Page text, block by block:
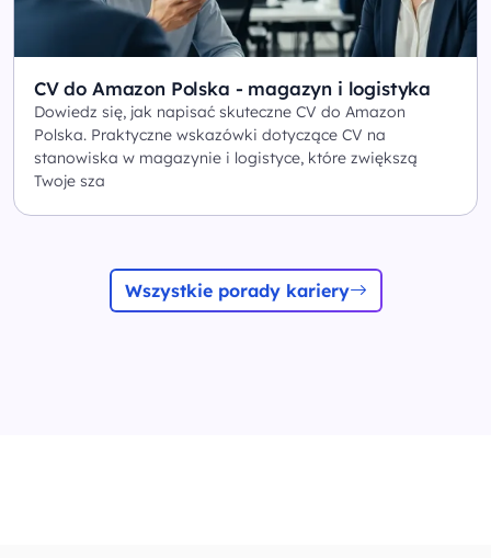
CV do Amazon Polska - magazyn i logistyka
Dowiedz się, jak napisać skuteczne CV do Amazon
Polska. Praktyczne wskazówki dotyczące CV na
stanowiska w magazynie i logistyce, które zwiększą
Twoje sza
Wszystkie porady kariery